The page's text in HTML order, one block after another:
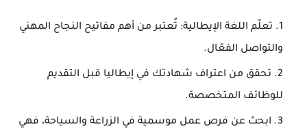
تعلّم اللغة الإيطالية: تُعتبر من أهم مفاتيح النجاح المهني
والتواصل الفعّال.
تحقق من اعتراف شهادتك في إيطاليا قبل التقديم
للوظائف المتخصصة.
ابحث عن فرص عمل موسمية في الزراعة والسياحة، فهي